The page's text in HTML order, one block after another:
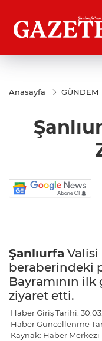
Anasayfa GÜNDEM
Şanlıurfa Valisi
beraberindeki
Bayramının
ziyaret etti.
Haber Giriş Tarihi:
Haber Güncellenme
Kaynak: Haber Merkezi